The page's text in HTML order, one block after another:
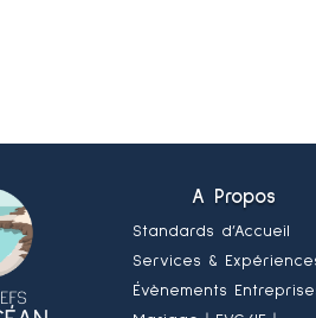
A Propos
Standards d’Accueil
Services &
Évènements